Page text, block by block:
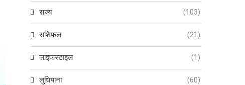
राज्य (103)
राशिफल (21)
लाइफस्टाइल (1)
लुधियाना (60)